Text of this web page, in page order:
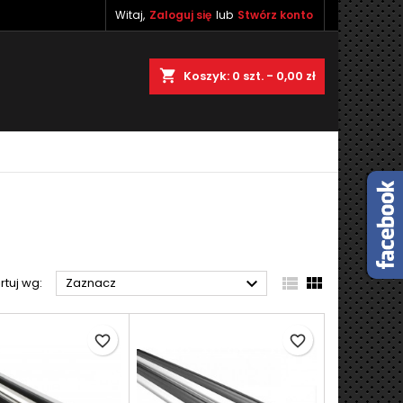
Witaj, Zaloguj się lub Stwórz konto
shopping_cart Koszyk: 0 szt. - 0,00 zł
wg: Zaznacz   
favorite_border favorite_border